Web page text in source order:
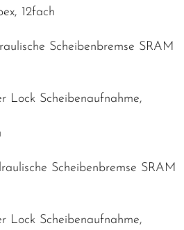
12fach
Scheibenbremse SRAM
Lock Scheibenaufnahme,
Scheibenbremse SRAM
Lock Scheibenaufnahme,